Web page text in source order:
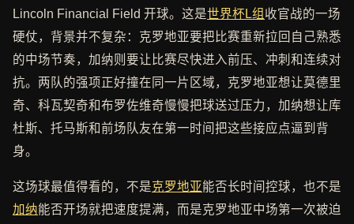
Lincoln Financial Field 开球。这是世界杯L组 收官战的一场
硬仗，背景并不复杂：克罗地亚要把比赛重新拉回自己熟悉
的中场节奏，加纳则要让比赛尽快进入前压、冲刺和连续对
抗。两队的强项正好撞在同一片区域，克罗地亚想让莫德里
奇、科瓦契奇和布罗佐维奇慢慢把球送过压力，加纳想让库
杜斯、托马斯和前场队友在第一时间把这些接应点逼到背
身。
这场球最值得看的，不是克罗地亚能否长时间控球，也不是
加纳能否开场就把速度提满，而是克罗地亚中场第一次被迫